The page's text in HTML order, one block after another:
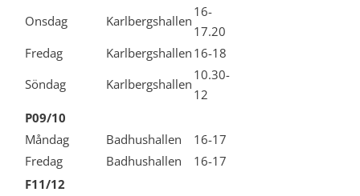
Onsdag
Karlbergshallen
16-
17.20
Fredag
Karlbergshallen 16-18
Söndag
Karlbergshallen
10.30-
12
P09/10
Måndag
Badhushallen
16-17
Fredag
Badhushallen
16-17
F11/12